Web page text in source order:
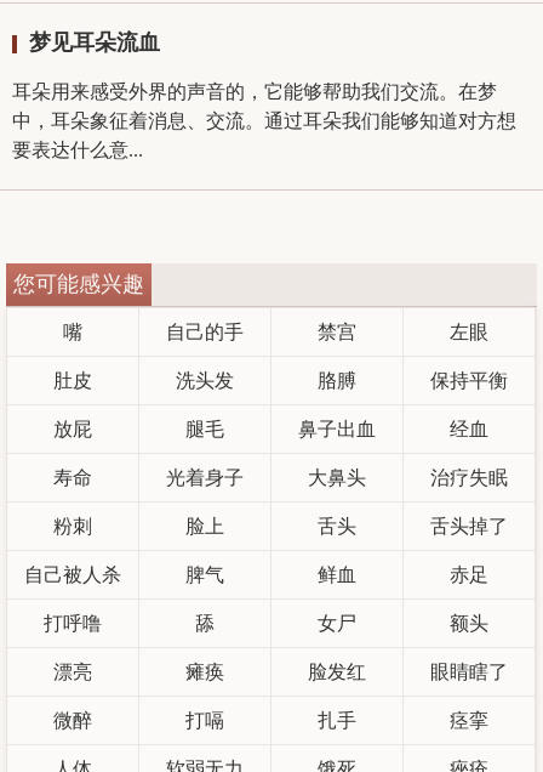
梦见耳朵流血
耳朵用来感受外界的声音的，它能够帮助我们交流。在梦
中，耳朵象征着消息、交流。通过耳朵我们能够知道对方想
要表达什么意...
您可能感兴趣
嘴 自己的手 禁宫 左眼
肚皮 洗头发 胳膊 保持平衡
放屁 腿毛 鼻子出血 经血
寿命 光着身子 大鼻头 治疗失眠
粉刺 脸上 舌头 舌头掉了
自己被人杀 脾气 鲜血 赤足
打呼噜 舔 女尸 额头
漂亮 瘫痪 脸发红 眼睛瞎了
微醉 打嗝 扎手 痉挛